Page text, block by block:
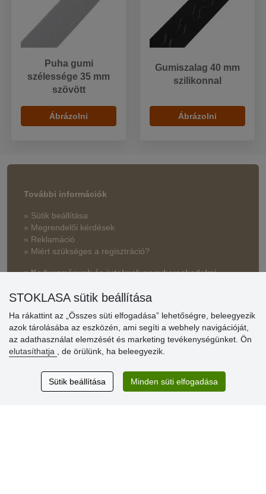
Puha gumi
szélessége 35 mm
szövött
Ábrázolni
Gumiszalag 40 mm
szilikonnal
Ábrázolni
További információk
» Sütik beállítása
» Megrendelői kérdések
» Reklamáció
» Miért szükséges a regisztráció?
» Kedvezmények és jutalmak nagykereskedelmi
Vásárlók
Excellent service
STOKLASA sütik beállítása
Ha rákattint az „Összes süti elfogadása” lehetőségre, beleegyezik
azok tárolásába az eszközén, ami segíti a webhely navigációját,
az adathasználat elemzését és marketing tevékenységünket. Ön
elutasíthatja
, de örülünk, ha beleegyezik.
Sütik beállítása Minden süti elfogadása